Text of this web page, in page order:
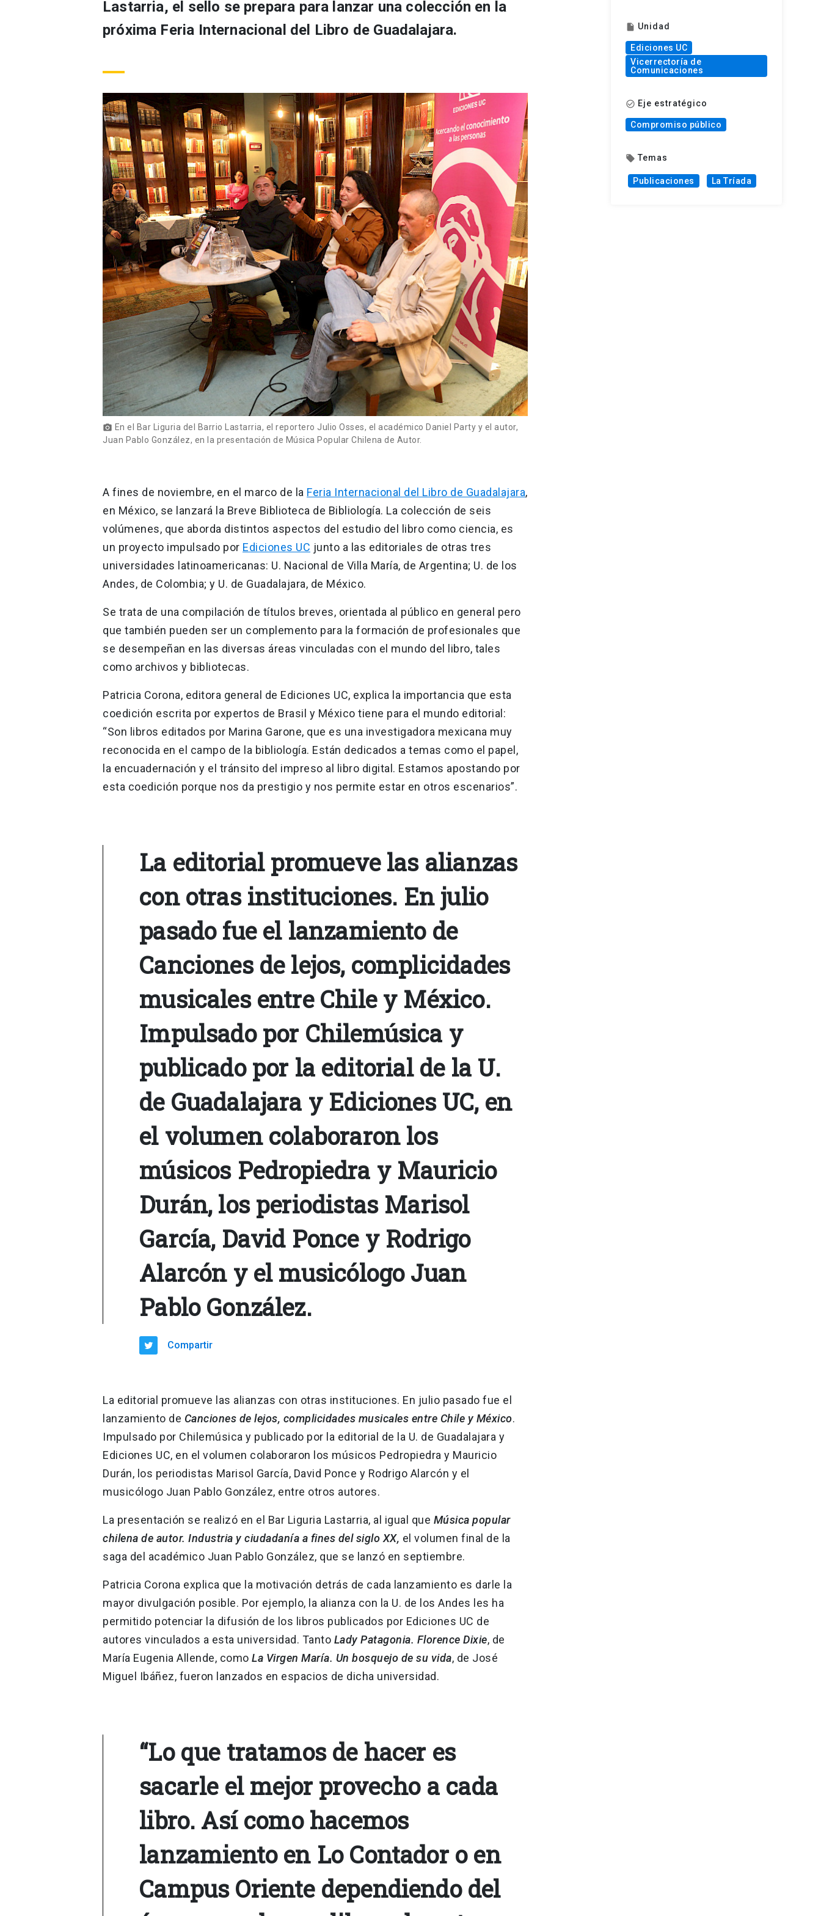
Lastarria, el sello se prepara para lanzar una colección en la
próxima Feria Internacional del Libro de Guadalajara.
photo_camera En el Bar Liguria del Barrio Lastarria, el reportero Julio Osses, el académico Daniel Party y el autor,
Juan Pablo González, en la presentación de Música Popular Chilena de Autor.
A fines de noviembre, en el marco de la Feria Internacional del Libro de Guadalajara,
en México, se lanzará la Breve Biblioteca de Bibliología. La colección de seis
volúmenes, que aborda distintos aspectos del estudio del libro como ciencia, es
un proyecto impulsado por Ediciones UC junto a las editoriales de otras tres
universidades latinoamericanas: U. Nacional de Villa María, de Argentina; U. de los
Andes, de Colombia; y U. de Guadalajara, de México.
Se trata de una compilación de títulos breves, orientada al público en general pero
que también pueden ser un complemento para la formación de profesionales que
se desempeñan en las diversas áreas vinculadas con el mundo del libro, tales
como archivos y bibliotecas.
Patricia Corona, editora general de Ediciones UC, explica la importancia que esta
coedición escrita por expertos de Brasil y México tiene para el mundo editorial:
“Son libros editados por Marina Garone, que es una investigadora mexicana muy
reconocida en el campo de la bibliología. Están dedicados a temas como el papel,
la encuadernación y el tránsito del impreso al libro digital. Estamos apostando por
esta coedición porque nos da prestigio y nos permite estar en otros escenarios”.
La editorial promueve las alianzas
con otras instituciones. En julio
pasado fue el lanzamiento de
Canciones de lejos, complicidades
musicales entre Chile y México.
Impulsado por Chilemúsica y
publicado por la editorial de la U.
de Guadalajara y Ediciones UC, en
el volumen colaboraron los
músicos Pedropiedra y Mauricio
Durán, los periodistas Marisol
García, David Ponce y Rodrigo
Alarcón y el musicólogo Juan
Pablo González.
Compartir
La editorial promueve las alianzas con otras instituciones. En julio pasado fue el
lanzamiento de Canciones de lejos, complicidades musicales entre Chile y México.
Impulsado por Chilemúsica y publicado por la editorial de la U. de Guadalajara y
Ediciones UC, en el volumen colaboraron los músicos Pedropiedra y Mauricio
Durán, los periodistas Marisol García, David Ponce y Rodrigo Alarcón y el
musicólogo Juan Pablo González, entre otros autores.
La presentación se realizó en el Bar Liguria Lastarria, al igual que Música popular
chilena de autor. Industria y ciudadanía a fines del siglo XX, el volumen final de la
saga del académico Juan Pablo González, que se lanzó en septiembre.
Patricia Corona explica que la motivación detrás de cada lanzamiento es darle la
mayor divulgación posible. Por ejemplo, la alianza con la U. de los Andes les ha
permitido potenciar la difusión de los libros publicados por Ediciones UC de
autores vinculados a esta universidad. Tanto Lady Patagonia. Florence Dixie, de
María Eugenia Allende, como La Virgen María. Un bosquejo de su vida, de José
Miguel Ibáñez, fueron lanzados en espacios de dicha universidad.
“Lo que tratamos de hacer es
sacarle el mejor provecho a cada
libro. Así como hacemos
lanzamiento en Lo Contador o en
Campus Oriente dependiendo del
insert_drive_file Unidad
Ediciones UC
Vicerrectoría de
Comunicaciones
check_circle_outline Eje estratégico
Compromiso público
local_offer Temas
Publicaciones La Tríada